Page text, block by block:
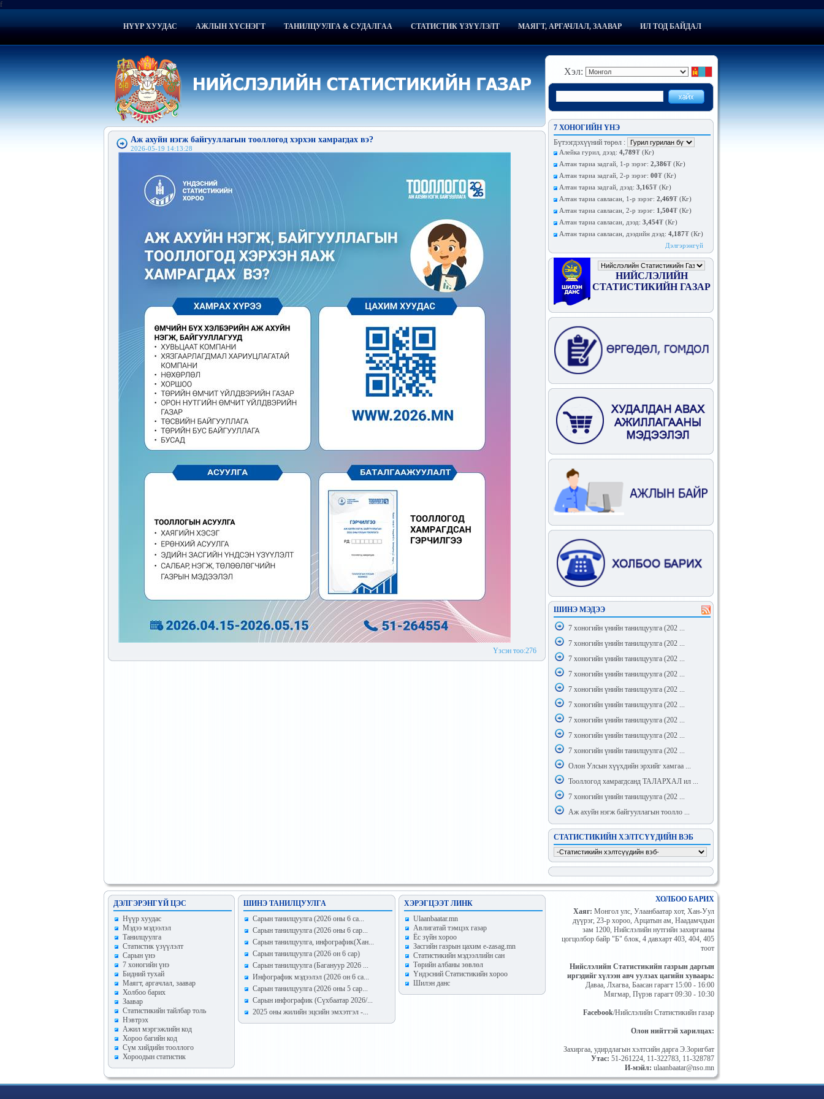
f
НҮҮР ХУУДАС АЖЛЫН ХҮСНЭГТ ТАНИЛЦУУЛГА & СУДАЛГАА СТАТИСТИК ҮЗҮҮЛЭЛТ МАЯГТ, АРГАЧЛАЛ, ЗААВАР ИЛ ТОД БАЙДАЛ
Аж ахуйн нэгж байгууллагын тооллогод хэрхэн хамрагдах вэ?
2026-05-19 14:13:28
Үзсэн тоо:276
Хэл:
7 ХОНОГИЙН ҮНЭ
Бүтээгдэхүүний төрөл :
Алейка гурил, дээд: 4,789₮ (Кг)
Алтан тариа задгай, 1-р зэрэг: 2,386₮ (Кг)
Алтан тариа задгай, 2-р зэрэг: 00₮ (Кг)
Алтан тариа задгай, дээд: 3,165₮ (Кг)
Алтан тариа савласан, 1-р зэрэг: 2,469₮ (Кг)
Алтан тариа савласан, 2-р зэрэг: 1,504₮ (Кг)
Алтан тариа савласан, дээд: 3,454₮ (Кг)
Алтан тариа савласан, дээдийн дээд: 4,187₮ (Кг)
Дэлгэрэнгүй
НИЙСЛЭЛИЙН
СТАТИСТИКИЙН ГАЗАР
ШИНЭ МЭДЭЭ
7 хоногийн үнийн танилцуулга (202 ...
7 хоногийн үнийн танилцуулга (202 ...
7 хоногийн үнийн танилцуулга (202 ...
7 хоногийн үнийн танилцуулга (202 ...
7 хоногийн үнийн танилцуулга (202 ...
7 хоногийн үнийн танилцуулга (202 ...
7 хоногийн үнийн танилцуулга (202 ...
7 хоногийн үнийн танилцуулга (202 ...
7 хоногийн үнийн танилцуулга (202 ...
Олон Улсын хүүхдийн эрхийг хамгаа ...
Тооллогод хамрагдсанд ТАЛАРХАЛ ил ...
7 хоногийн үнийн танилцуулга (202 ...
Аж ахуйн нэгж байгууллагын тоолло ...
СТАТИСТИКИЙН ХЭЛТСҮҮДИЙН ВЭБ
ДЭЛГЭРЭНГҮЙ ЦЭС
Hүүр хуудас
Мэдээ мэдээлэл
Танилцуулга
Статистик үзүүлэлт
Сарын үнэ
7 хоногийн үнэ
Бидний тухай
Маягт, аргачлал, заавар
Холбоо барих
Заавар
Статистикийн тайлбар толь
Нэвтрэх
Ажил мэргэжлийн код
Хороо багийн код
Сүм хийдийн тооллого
Хороодын статистик
ШИНЭ ТАНИЛЦУУЛГА
Сарын танилцуулга (2026 оны 6 са...
Сарын танилцуулга (2026 оны 6 сар...
Сарын танилцуулга, инфографик(Хан...
Сарын танилцуулга (2026 он 6 сар)
Сарын танилцуулга (Багануур 2026 ...
Инфографик мэдээлэл (2026 он 6 са...
Сарын танилцуулга (2026 оны 5 сар...
Сарын инфографик (Сүхбаатар 2026/...
2025 оны жилийн эцсийн эмхэтгэл -...
ХЭРЭГЦЭЭТ ЛИНК
Ulaanbaatar.mn
Авлигатай тэмцэх газар
Ёс зүйн хороо
Засгийн газрын цахим e-zasag.mn
Статистикийн мэдээллийн сан
Төрийн албаны зөвлөл
Үндэсний Статистикийн хороо
Шилэн данс
ХОЛБОО БАРИХ
Хаяг: Mонгол улc, Улаанбаатар хот, Хан-Уул
дүүрэг, 23-р хороо, Арцатын ам, Наадамчдын
зам 1200, Нийслэлийн нутгийн захиргааны
цогцолбор байр "Б" блок, 4 давхарт 403, 404, 405
тоот
Нийслэлийн Статистикийн газрын даргын
иргэдийг хүлээн авч уулзах цагийн хуваарь:
Даваа, Лхагва, Баасан гарагт 15:00 - 16:00
Мягмар, Пүрэв гарагт 09:30 - 10:30
Facebook/Нийслэлийн Статистикийн газар
Олон нийттэй харилцах:
Захиргаа, удирдлагын хэлтсийн дарга Э.Зоригбат
Утас: 51-261224, 11-322783, 11-328787
И-мэйл: ulaanbaatar@nso.mn